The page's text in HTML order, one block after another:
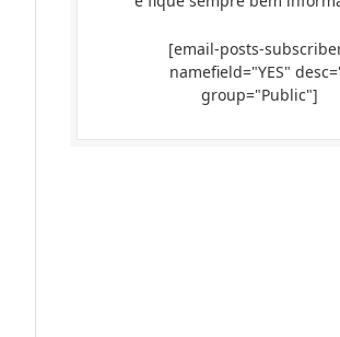
[email-posts-
namefield="YES"
group="Public"]